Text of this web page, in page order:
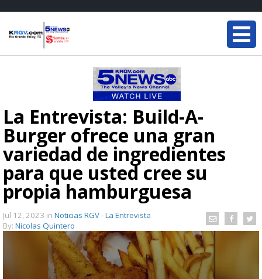
La Entrevista: Build-A-
Burger ofrece una gran
variedad de ingredientes
para que usted cree su
propia hamburguesa
Jul 12, 2023 in Noticias RGV - La Entrevista
By: Nicolas Quintero